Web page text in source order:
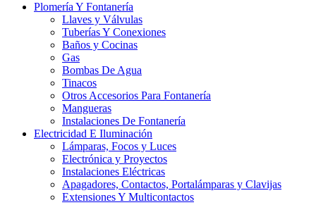
Plomería Y Fontanería
Llaves y Válvulas
Tuberías Y Conexiones
Baños y Cocinas
Gas
Bombas De Agua
Tinacos
Otros Accesorios Para Fontanería
Mangueras
Instalaciones De Fontanería
Electricidad E Iluminación
Lámparas, Focos y Luces
Electrónica y Proyectos
Instalaciones Eléctricas
Apagadores, Contactos, Portalámparas y Clavijas
Extensiones Y Multicontactos